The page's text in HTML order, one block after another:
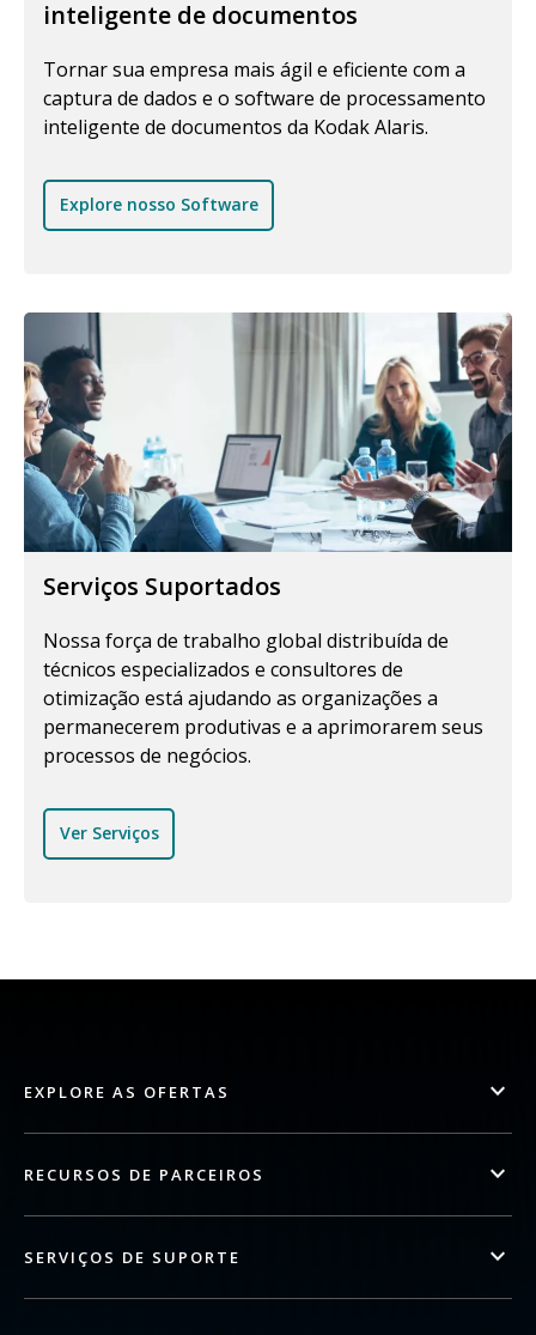
inteligente de documentos
Tornar sua empresa mais ágil e eficiente com a
captura de dados e o software de processamento
inteligente de documentos da Kodak Alaris.
Explore nosso Software
Serviços Suportados
Nossa força de trabalho global distribuída de
técnicos especializados e consultores de
otimização está ajudando as organizações a
permanecerem produtivas e a aprimorarem seus
processos de negócios.
Ver Serviços
EXPLORE AS OFERTAS
RECURSOS DE PARCEIROS
SERVIÇOS DE SUPORTE